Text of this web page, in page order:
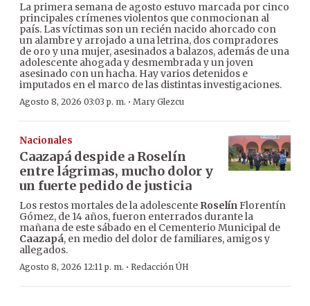
La primera semana de agosto estuvo marcada por cinco
principales crímenes violentos que conmocionan al
país. Las víctimas son un recién nacido ahorcado con
un alambre y arrojado a una letrina, dos compradores
de oro y una mujer, asesinados a balazos, además de una
adolescente ahogada y desmembrada y un joven
asesinado con un hacha. Hay varios detenidos e
imputados en el marco de las distintas investigaciones.
Agosto 8, 2026 03:03 p. m. · Mary Glezcu
Nacionales
Caazapá despide a Roselín
entre lágrimas, mucho dolor y
un fuerte pedido de justicia
Los restos mortales de la adolescente RoselínFlorentín
Gómez, de 14 años, fueron enterrados durante la
mañana de este sábado en el Cementerio Municipal de
Caazapá, en medio del dolor de familiares, amigos y
allegados.
Agosto 8, 2026 12:11 p. m. · Redacción ÚH